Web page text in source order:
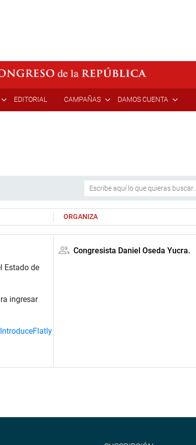
EDITORIAL CAMPAÑAS DAMOS CUENTA
ORGANIZA
Estado de
ingresar
Congresista Daniel Oseda Yucra.